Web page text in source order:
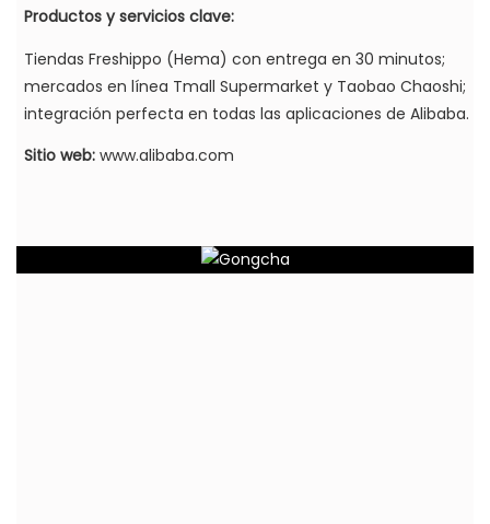
Productos y servicios clave:
Tiendas Freshippo (Hema) con entrega en 30 minutos;
mercados en línea Tmall Supermarket y Taobao Chaoshi;
integración perfecta en todas las aplicaciones de Alibaba.
Sitio web: www.alibaba.com